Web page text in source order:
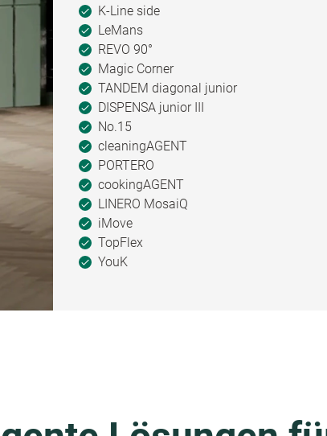
K-Line side
LeMans
REVO 90°
Magic Corner
TANDEM diagonal junior
DISPENSA junior III
No.15
cleaningAGENT
PORTERO
cookingAGENT
LINERO MosaiQ
iMove
TopFlex
YouK